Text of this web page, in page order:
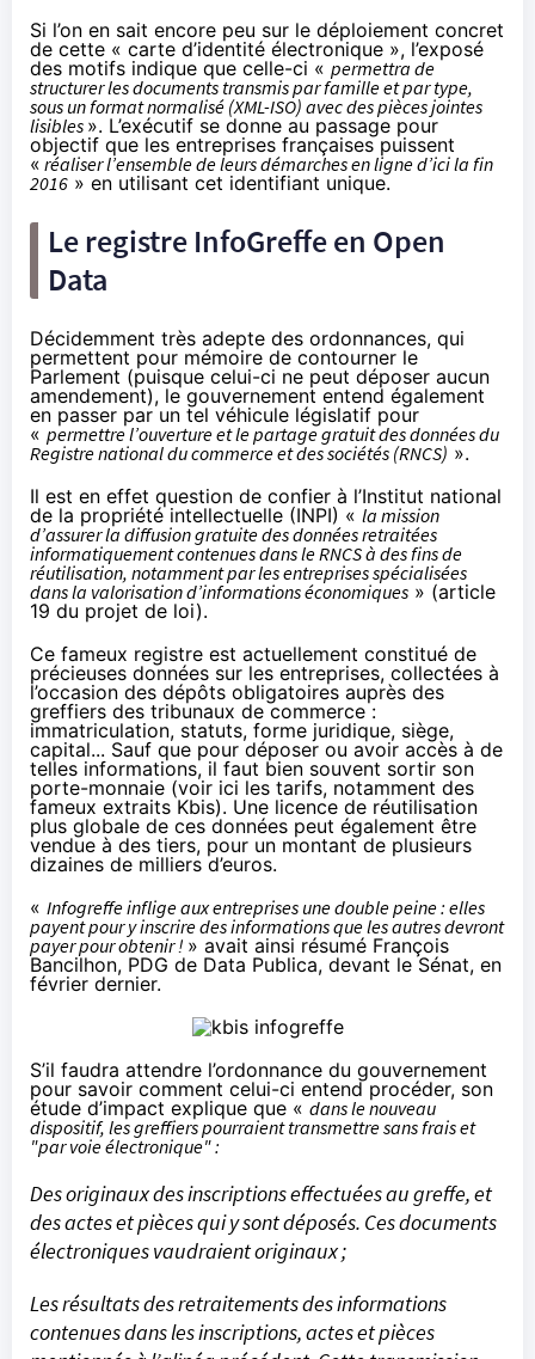
Si l’on en sait encore peu sur le déploiement concret
de cette « carte d’identité électronique », l’exposé
des motifs indique que celle-ci « permettra de
structurer les documents transmis par famille et par type,
sous un format normalisé (XML-ISO) avec des pièces jointes
lisibles ». L’exécutif se donne au passage pour
objectif que les entreprises françaises puissent
« réaliser l’ensemble de leurs démarches en ligne d’ici la fin
2016 » en utilisant cet identifiant unique.
Le registre InfoGreffe en Open
Data
Décidemment très adepte des ordonnances, qui
permettent pour mémoire de contourner le
Parlement (puisque celui-ci ne peut déposer aucun
amendement), le gouvernement entend également
en passer par un tel véhicule législatif pour
« permettre l’ouverture et le partage gratuit des données du
Registre national du commerce et des sociétés (RNCS) ».
Il est en effet question de confier à l’Institut national
de la propriété intellectuelle (INPI) « la mission
d’assurer la diffusion gratuite des données retraitées
informatiquement contenues dans le RNCS à des fins de
réutilisation, notamment par les entreprises spécialisées
dans la valorisation d’informations économiques » (article
19 du projet de loi).
Ce fameux registre est actuellement constitué de
précieuses données sur les entreprises, collectées à
l’occasion des dépôts obligatoires auprès des
greffiers des tribunaux de commerce :
immatriculation, statuts, forme juridique, siège,
capital... Sauf que pour déposer ou avoir accès à de
telles informations, il faut bien souvent sortir son
porte-monnaie (voir ici les tarifs, notamment des
fameux extraits Kbis). Une licence de réutilisation
plus globale de ces données peut également être
vendue à des tiers, pour un montant de plusieurs
dizaines de milliers d’euros.
« Infogreffe inflige aux entreprises une double peine : elles
payent pour y inscrire des informations que les autres devront
payer pour obtenir ! » avait ainsi résumé François
Bancilhon, PDG de Data Publica, devant le Sénat, en
février dernier.
S’il faudra attendre l’ordonnance du gouvernement
pour savoir comment celui-ci entend procéder, son
étude d’impact explique que « dans le nouveau
dispositif, les greffiers pourraient transmettre sans frais et
"par voie électronique" :
Des originaux des inscriptions effectuées au greffe, et
des actes et pièces qui y sont déposés. Ces documents
électroniques vaudraient originaux ;
Les résultats des retraitements des informations
contenues dans les inscriptions, actes et pièces